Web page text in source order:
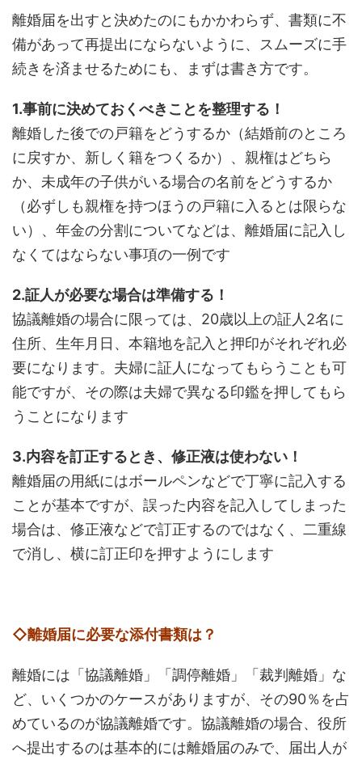
離婚届を出すと決めたのにもかかわらず、書類に不
備があって再提出にならないように、スムーズに手
続きを済ませるためにも、まずは書き方です。
1.事前に決めておくべきことを整理する！
離婚した後での戸籍をどうするか（結婚前のところ
に戻すか、新しく籍をつくるか）、親権はどちら
か、未成年の子供がいる場合の名前をどうするか
（必ずしも親権を持つほうの戸籍に入るとは限らな
い）、年金の分割についてなどは、離婚届に記入し
なくてはならない事項の一例です
2.証人が必要な場合は準備する！
協議離婚の場合に限っては、20歳以上の証人2名に
住所、生年月日、本籍地を記入と押印がそれぞれ必
要になります。夫婦に証人になってもらうことも可
能ですが、その際は夫婦で異なる印鑑を押してもら
うことになります
3.内容を訂正するとき、修正液は使わない！
離婚届の用紙にはボールペンなどで丁寧に記入する
ことが基本ですが、誤った内容を記入してしまった
場合は、修正液などで訂正するのではなく、二重線
で消し、横に訂正印を押すようにします
◇離婚届に必要な添付書類は？
離婚には「協議離婚」「調停離婚」「裁判離婚」な
ど、いくつかのケースがありますが、その90％を占
めているのが協議離婚です。協議離婚の場合、役所
へ提出するのは基本的には離婚届のみで、届出人が